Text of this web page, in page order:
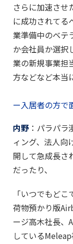
さらに加速させ
に成功されてる
業準備中のベテ
か会社員か選択
業の新規事業担
方などなど本当
ー入居者の方で
内野 ：パラパ
ィング、法人向
開して急成長さ
だったり、
「いつでもど
荷物預かり版
ージ高木社長、
しているMeleap